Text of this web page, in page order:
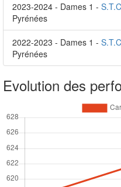
2023-2024 - Dames 1 -
Pyrénées
2022-2023 - Dames 1 -
Pyrénées
Evolution des